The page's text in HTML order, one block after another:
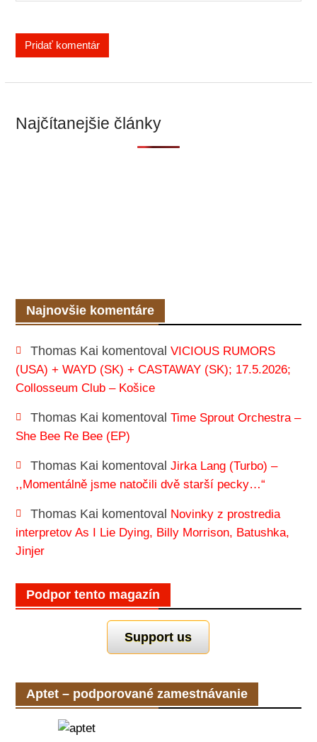
Najčítanejšie články
Najnovšie komentáre
Thomas Kai komentoval VICIOUS RUMORS
(USA) + WAYD (SK) + CASTAWAY (SK); 17.5.2026;
Collosseum Club – Košice
Thomas Kai komentoval Time Sprout Orchestra –
She Bee Re Bee (EP)
Thomas Kai komentoval Jirka Lang (Turbo) –
,,Momentálně jsme natočili dvě starší pecky…“
Thomas Kai komentoval Novinky z prostredia
interpretov As I Lie Dying, Billy Morrison, Batushka,
Jinjer
Podpor tento magazín
Support us
Aptet – podporované zamestnávanie